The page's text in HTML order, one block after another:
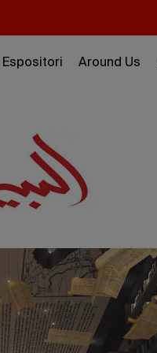
Espositori Around Us